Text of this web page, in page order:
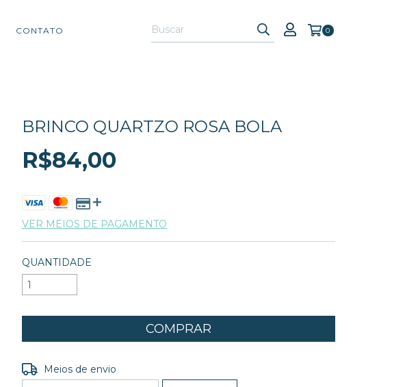
CONTATO 0
BRINCO QUARTZO ROSA BOLA
R$84,00
VER MEIOS DE PAGAMENTO
QUANTIDADE
Entregas para o CEP:
Meios de envio